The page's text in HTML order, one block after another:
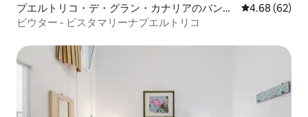
プエルトリコ・デ・グラン・カナリアのバンガ
ロー
レビュー62
4.68 (62)
ビウター - ビスタマリーナプエルトリコ